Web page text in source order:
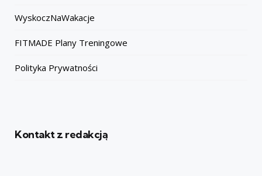
WyskoczNaWakacje
FITMADE Plany Treningowe
Polityka Prywatności
Kontakt z redakcją